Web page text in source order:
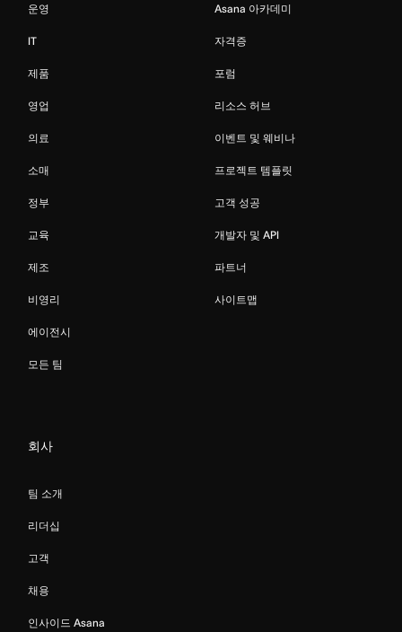
운영
IT
제품
영업
의료
소매
정부
교육
제조
비영리
에이전시
모든 팀
Asana 아카데미
자격증
포럼
리소스 허브
이벤트 및 웨비나
프로젝트 템플릿
고객 성공
개발자 및 API
파트너
사이트맵
회사
팀 소개
리더십
고객
채용
인사이드 Asana